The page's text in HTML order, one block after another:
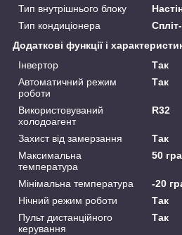
Тип внутрішнього блоку
Тип кондиціонера
Додаткові функції і
Інвертор
Так
Автоматичний режим
роботи
Так
Використовуваний
холодоагент
R32
Захист від замерзання
Так
Максимальна
температура
50
Мінімальна температура
-20
Нічний режим роботи
Так
Пульт дистанційного
керування
Так